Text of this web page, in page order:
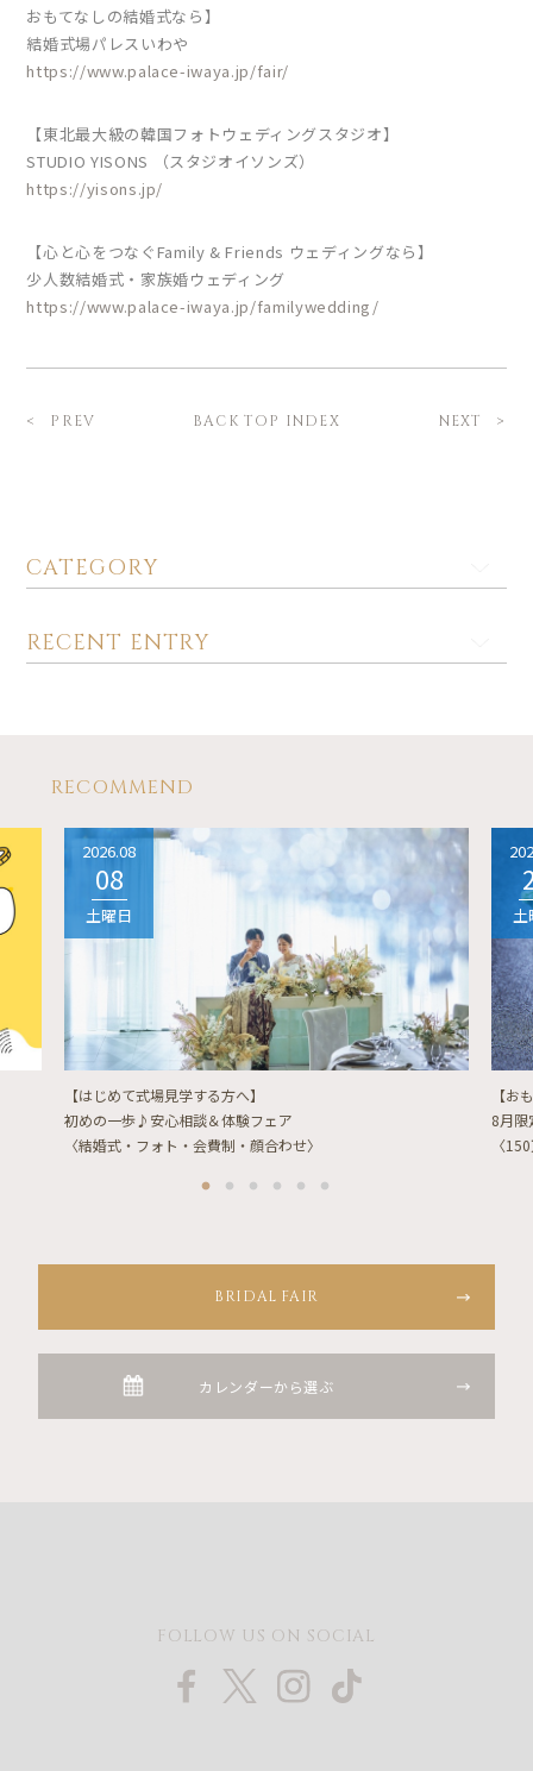
CATEGORY
RECENT ENTRY
おもてなしの結婚式なら】
結婚式場パレスいわや
https://www.palace-iwaya.jp/fair/
【東北最大級の韓国フォトウェディングスタジオ】
STUDIO YISONS （スタジオイソンズ）
https://yisons.jp/
【心と心をつなぐFamily & Friends ウェディングなら】
少人数結婚式・家族婚ウェディング
https://www.palace-iwaya.jp/familywedding/
PREV BACK TOP INDEX NEXT
RECOMMEND
2026.08
08
土曜日
【はじめて式場見学する方へ】
初めの一歩♪安心相談＆体験フェア
〈結婚式・フォト・会費制・顔合わせ〉
土
【お
8月限
〈
BRIDAL FAIR
カレンダーから選ぶ
FOLLOW US ON SOCIAL